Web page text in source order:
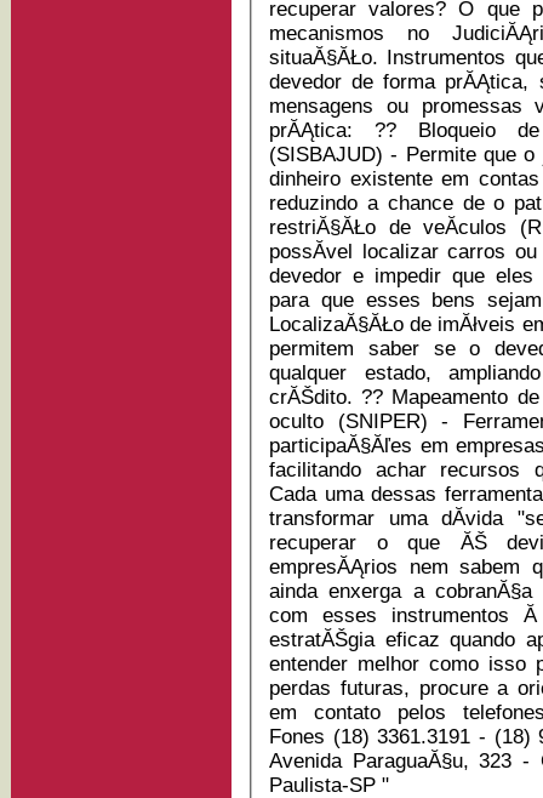
recuperar valores? O que poucos sabem ĂŠ que hoje existem
mecanismos no
situaĂ§ĂŁo. Instrumentos
devedor de forma prĂĄtica,
mensagens ou promessas vazias. Veja como
prĂĄtica: ?? Bloqueio de valores nas contas bancĂĄrias
(SISBAJUD) - Permite que
dinheiro existente em
reduzindo a chance de o
restriĂ§ĂŁo de veĂ­culos
possĂ­vel localizar carros
devedor e impedir que eles
para que esses bens
LocalizaĂ§ĂŁo de imĂłveis
permitem saber se o
qualquer estado,
crĂŠdito. ?? Mapeamento de vĂ­nculos empresariais e patrimĂ´nio
oculto (SNIPER) -
participaĂ§Ăľes em
facilitando achar recursos
Cada uma dessas
transformar uma dĂ­vida
recuperar o que ĂŠ
empresĂĄrios nem sabem que existem. A
ainda enxerga a cobranĂ§a
com esses instrumentos
estratĂŠgia eficaz quando
entender melhor como
perdas futuras, procure a
em contato pelos
Fones (18) 3361.3191 - (18)
Avenida ParaguaĂ§u, 323 -
Paulista-SP "